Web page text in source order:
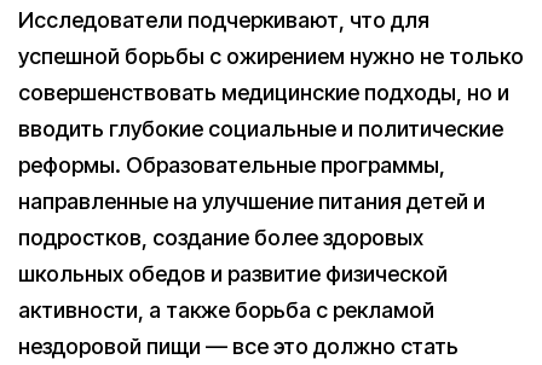
Исследователи подчеркивают, что для
успешной борьбы с ожирением нужно не только
совершенствовать медицинские подходы, но и
вводить глубокие социальные и политические
реформы. Образовательные программы,
направленные на улучшение питания детей и
подростков, создание более здоровых
школьных обедов и развитие физической
активности, а также борьба с рекламой
нездоровой пищи — все это должно стать